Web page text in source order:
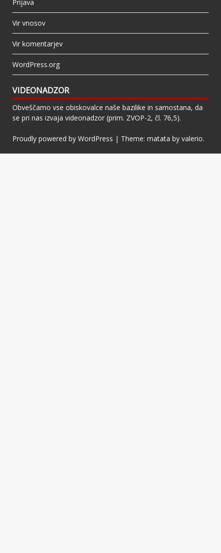
Prijava
Vir vnosov
Vir komentarjev
WordPress.org
VIDEONADZOR
Obveščamo vse obiskovalce naše bazilike in samostana, da
se pri nas izvaja videonadzor (prim. ZVOP-2, čl. 76,5).
Proudly powered by WordPress | Theme: matata by valerio.